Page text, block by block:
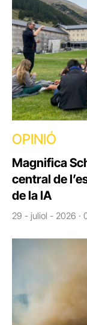
OPINIÓ
Magnifica
central de
de la IA
29 - juliol - 2026 ·